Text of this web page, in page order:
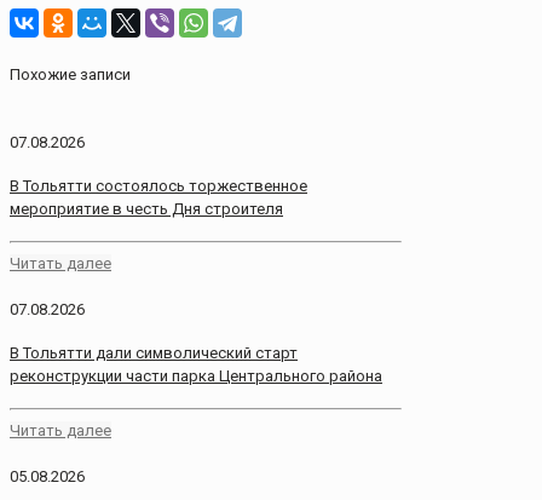
Похожие записи
07.08.2026
В Тольятти состоялось торжественное
мероприятие в честь Дня строителя
Читать далее
07.08.2026
В Тольятти дали символический старт
реконструкции части парка Центрального района
Читать далее
05.08.2026